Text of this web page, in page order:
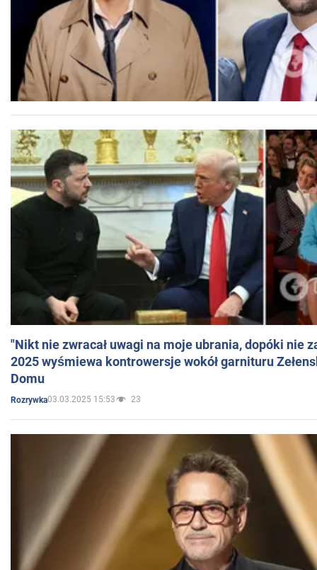
"Nikt nie zwracał uwagi na moje ubrania, dopóki nie
2025 wyśmiewa kontrowersje wokół garnituru
Domu
Rozrywka03.03.2025 15:53 23